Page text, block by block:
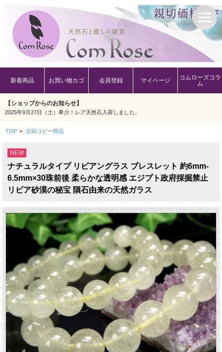
新着商品 お買い物カゴ 会員登録 マイページ
コムローズコラ
ム
【ショップからのお知らせ】
2025年9月27日（土）希少！レア天然石入荷しました。
TOP > 次回コピー商品
NEW
ナチュラルタイプ リビアングラス ブレスレット 約6mm-
6.5mm×30珠前後 柔らかな透明感 エジプト政府採掘禁止
リビア砂漠の秘宝 隕石由来の天然ガラス